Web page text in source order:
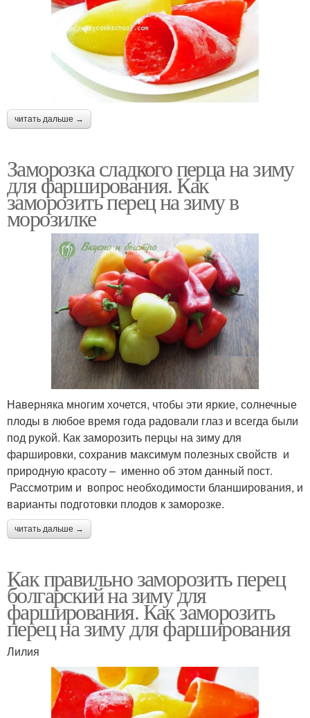
читать дальше →
Заморозка сладкого перца на зиму
для фарширования. Как
заморозить перец на зиму в
морозилке
Наверняка многим хочется, чтобы эти яркие, солнечные
плоды в любое время года радовали глаз и всегда были
под рукой. Как заморозить перцы на зиму для
фаршировки, сохранив максимум полезных свойств и
природную красоту – именно об этом данный пост.
Рассмотрим и вопрос необходимости бланширования, и
варианты подготовки плодов к заморозке.
читать дальше →
Как правильно заморозить перец
болгарский на зиму для
фарширования. Как заморозить
перец на зиму для фарширования
Лилия